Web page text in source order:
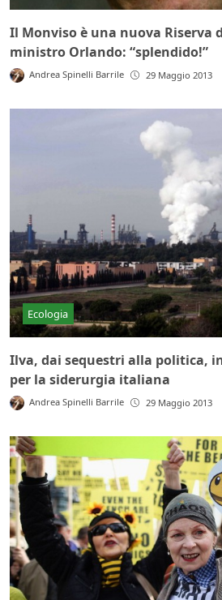
Il Monviso è una nuova Riserva
ministro Orlando: “splendido!”
Andrea Spinelli Barrile 29 Maggio 2013
Ecologia
Ilva, dai sequestri alla politica,
per la siderurgia italiana
Andrea Spinelli Barrile 29 Maggio 2013